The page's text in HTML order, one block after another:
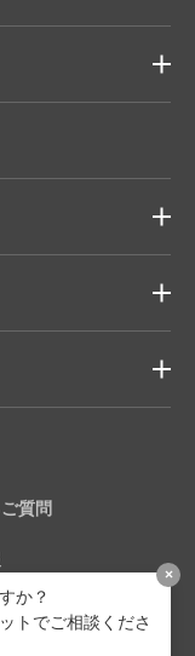
質問
護方針
×
か？
トでご相談くださ